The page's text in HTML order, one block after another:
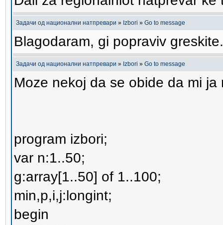
Задачи од национални натпревари » Izbori » Go to message
Blagodaram, gi popraviv
Задачи од национални натпревари » Izbori » Go to message
Moze nekoj da se obide da mi
program izbori;
var n:1..50;
g:array[1..50] of 1..100;
min,p,i,j:longint;
begin